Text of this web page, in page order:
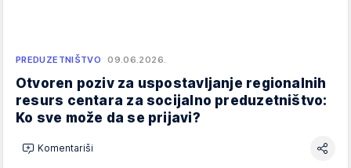
PREDUZETNIŠTVO 09.06.2026.
Otvoren poziv za uspostavljanje regionalnih
resurs centara za socijalno preduzetništvo:
Ko sve može da se prijavi?
Komentariši